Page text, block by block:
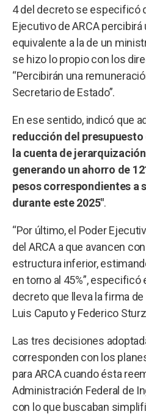
4 del decreto se especificó
Ejecutivo de ARCA
equivalente a la de un
se hizo lo propio con los
“Percibirán una
Secretario de Estado”.
En ese sentido, indicó que
reducción del presupuesto
la cuenta de
generando un ahorro de
pesos correspondientes a
durante este 2025″.
“Por último, el Poder
del ARCA a que avancen
estructura inferior,
en torno al 45%”, especificó
decreto que lleva la firma
Luis Caputo y Federico
Las tres decisiones
corresponden con los
para ARCA cuando ésta
Administración Federal de
con lo que buscaban